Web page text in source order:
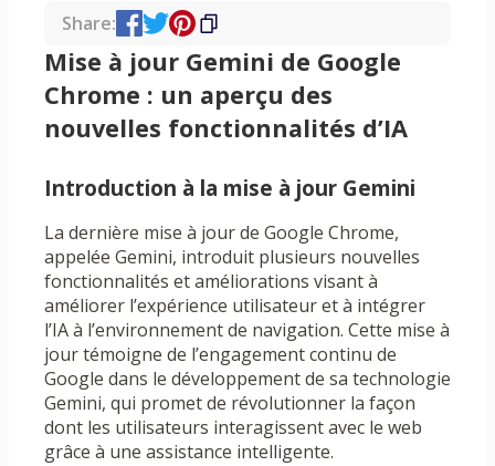
Share:
Mise à jour Gemini de Google
Chrome : un aperçu des
nouvelles fonctionnalités d’IA
Introduction à la mise à jour Gemini
La dernière mise à jour de Google Chrome,
appelée Gemini, introduit plusieurs nouvelles
fonctionnalités et améliorations visant à
améliorer l’expérience utilisateur et à intégrer
l’IA à l’environnement de navigation. Cette mise à
jour témoigne de l’engagement continu de
Google dans le développement de sa technologie
Gemini, qui promet de révolutionner la façon
dont les utilisateurs interagissent avec le web
grâce à une assistance intelligente.